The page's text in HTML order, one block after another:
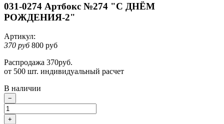
031-0274 Артбокс №274 "С ДНЁМ
РОЖДЕНИЯ-2"
Артикул:
370 руб 800 руб
Распродажа 370руб.
от 500 шт. индивидуальный расчет
В наличии
−
+